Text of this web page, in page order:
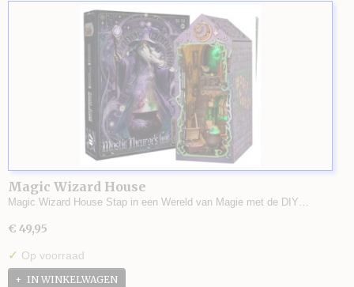
Magic Wizard House
Magic Wizard House Stap in een Wereld van Magie met de DIY…
€ 49,95
✓ Op voorraad
IN WINKELWAGEN